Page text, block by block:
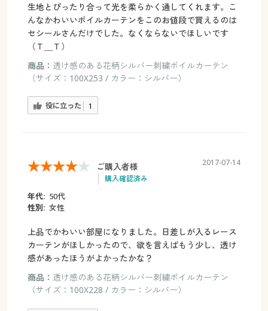
生地とぴったり合って光を柔らかく通してくれます。こ
んなかわいいボイルカーテンをこのお値段で買えるのは
セシールさんだけでした。なくならないでほしいです
（Ｔ＿Ｔ）
商品： 透け感のある花柄シルバー刺繍ボイルカーテン
（サイズ：100X253 / カラー：シルバー）
役に立った 1
ご購入者様
購入確認済み
2017-07-14
年代: 50代
性別: 女性
上品でかわいい部屋になりました。日差しが入るレース
カーテンがほしかったので、欲を言えばもう少し、透け
感があったほうがよかったかな？
商品： 透け感のある花柄シルバー刺繍ボイルカーテン
（サイズ：100X228 / カラー：シルバー）